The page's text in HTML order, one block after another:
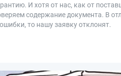
И хотя от нас, как от
содержание документа. В
то нашу заявку отклонят.